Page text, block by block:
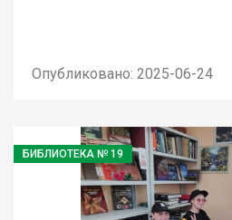
Опубликовано: 2025-06-24
БИБЛИОТЕКА № 19